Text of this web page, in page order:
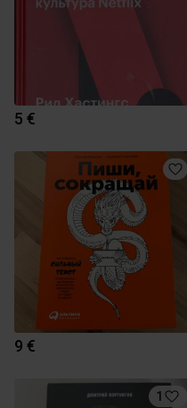
5 €
9 €
1